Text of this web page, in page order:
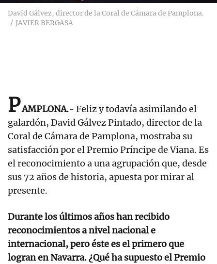
David Gálvez, director de la Coral de Cámara de Pamplona.
JAVIER BERGASA
PAMPLONA.- Feliz y todavía asimilando el
galardón, David Gálvez Pintado, director de la
Coral de Cámara de Pamplona, mostraba su
satisfacción por el Premio Príncipe de Viana. Es
el reconocimiento a una agrupación que, desde
sus 72 años de historia, apuesta por mirar al
presente.
Durante los últimos años han recibido
reconocimientos a nivel nacional e
internacional, pero éste es el primero que
logran en Navarra. ¿Qué ha supuesto el Premio